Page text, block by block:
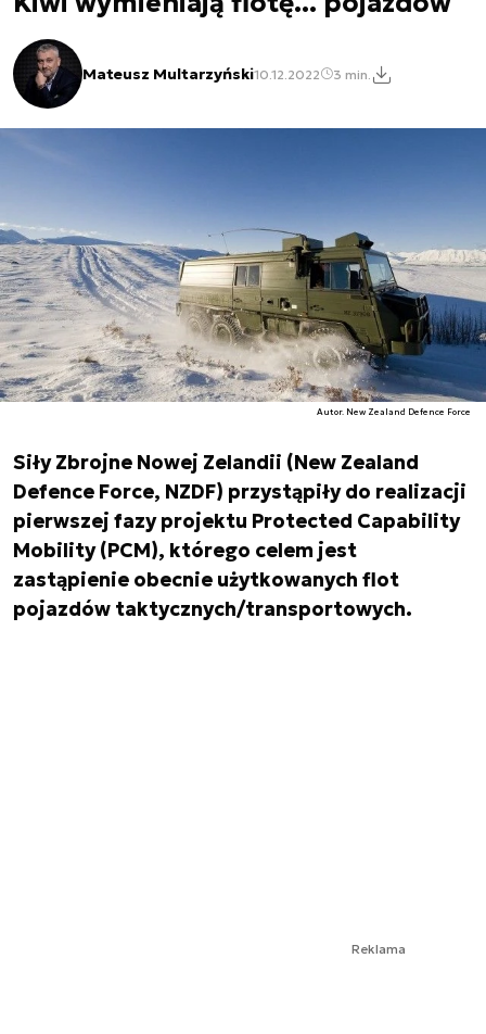
Mateusz Multarzyński10.12.2022 3 min.
Autor. New Zealand Defence Force
Siły Zbrojne Nowej Zelandii (New Zealand
Defence Force, NZDF) przystąpiły do realizacji
pierwszej fazy projektu Protected Capability
Mobility (PCM), którego celem jest
zastąpienie obecnie użytkowanych flot
pojazdów taktycznych/transportowych.
Reklama